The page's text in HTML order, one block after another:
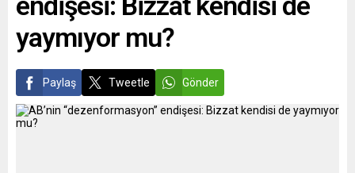
yaymıyor mu?
Paylaş Tweetle Gönder